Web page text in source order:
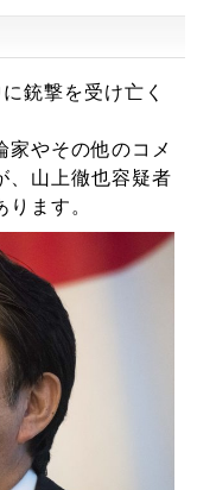
銃撃を受け亡く
やその他のコメ
、山上徹也容疑者
ます。